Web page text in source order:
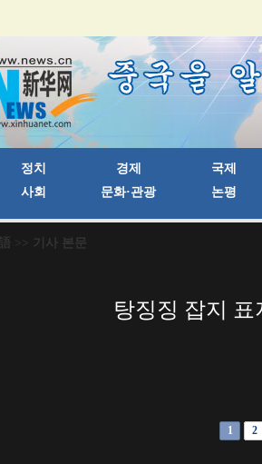
>> 기사 본문
탕징징 잡지
1 2